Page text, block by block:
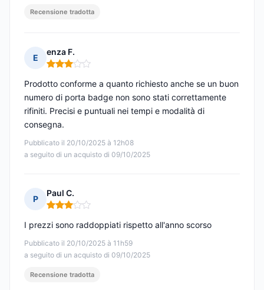
Recensione tradotta
E
enza F.
Nota: 3 su 5
Pubblicato il 20/10/2025 à 12h08
a seguito di un acquisto di 09/10/2025
Prodotto conforme a quanto richiesto anche se un buon
numero di porta badge non sono stati correttamente
rifiniti. Precisi e puntuali nei tempi e modalità di
consegna.
P
Paul C.
Nota: 3 su 5
Pubblicato il 20/10/2025 à 11h59
a seguito di un acquisto di 09/10/2025
I prezzi sono raddoppiati rispetto all'anno scorso
Recensione tradotta